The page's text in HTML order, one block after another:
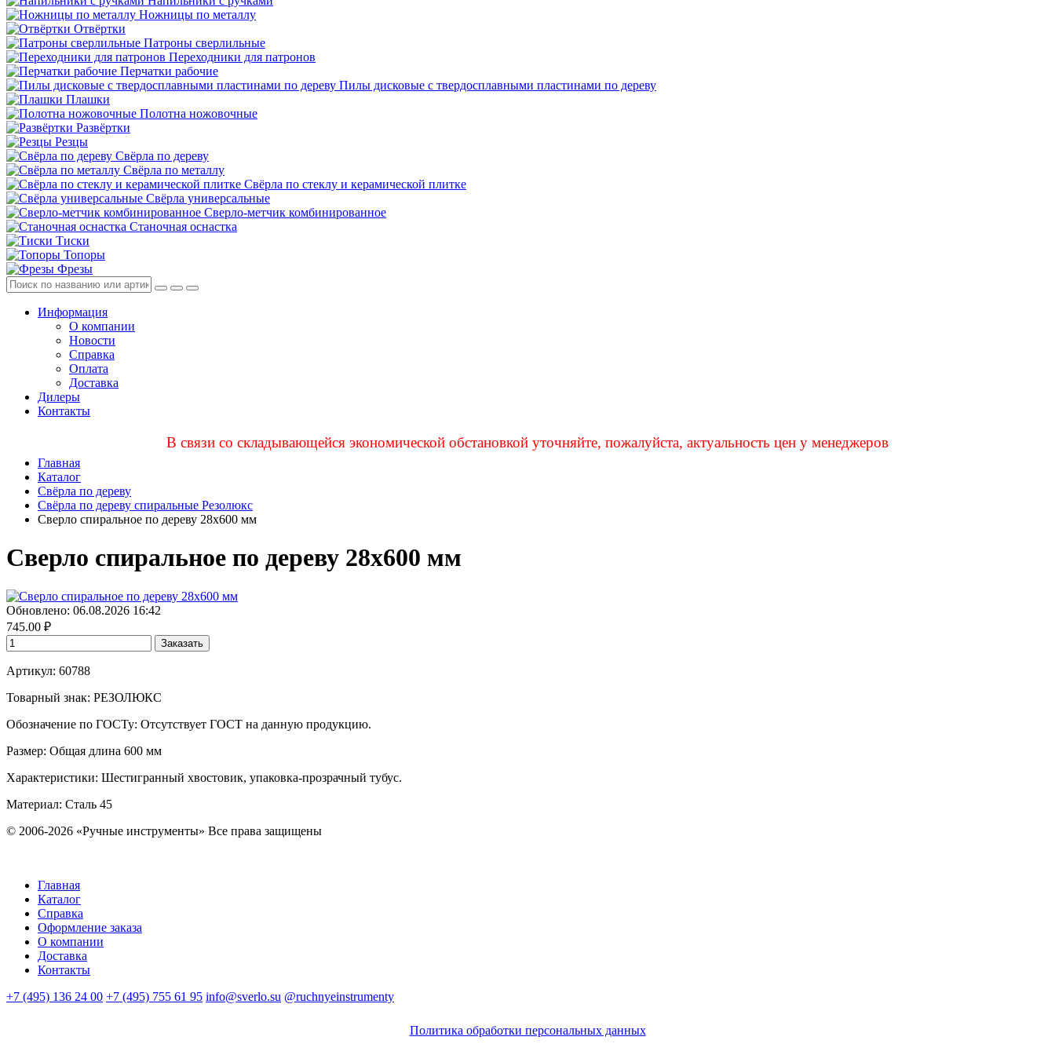
Ножницы по металлу
Отвёртки
Патроны сверлильные
Переходники для патронов
Перчатки рабочие
Пилы дисковые с твердосплавными пластинами по дереву
Плашки
Полотна ножовочные
Развёртки
Резцы
Свёрла по дереву
Свёрла по металлу
Свёрла по стеклу и керамической плитке
Свёрла универсальные
Сверло-метчик комбинированное
Станочная оснастка
Тиски
Топоры
Фрезы
Информация
О компании
Новости
Справка
Оплата
Доставка
Дилеры
Контакты
В связи со складывающейся экономической обстановкой уточняйте, пожалуйста, актуальность цен у менеджеров
Главная
Каталог
Свёрла по дереву
Свёрла по дереву спиральные Резолюкс
Сверло спиральное по дереву 28х600 мм
Сверло спиральное по дереву 28х600 мм
Обновлено: 06.08.2026 16:42
745.00 ₽
Заказать
Артикул: 60788
Товарный знак: РЕЗОЛЮКС
Обозначение по ГОСТу: Отсутствует ГОСТ на данную продукцию.
Размер: Общая длина 600 мм
Характеристики: Шестигранный хвостовик, упаковка-прозрачный тубус.
Материал: Сталь 45
© 2006-2026 «Ручные инструменты» Все права защищены
Главная
Каталог
Справка
Оформление заказа
О компании
Доставка
Контакты
+7 (495) 136 24 00 +7 (495) 755 61 95 info@sverlo.su @ruchnyeinstrumenty
Политика обработки персональных данных